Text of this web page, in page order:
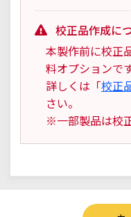
校正品作成に
本製作前に校正
料オプションです
詳しくは「校正
さい。
※一部製品は校